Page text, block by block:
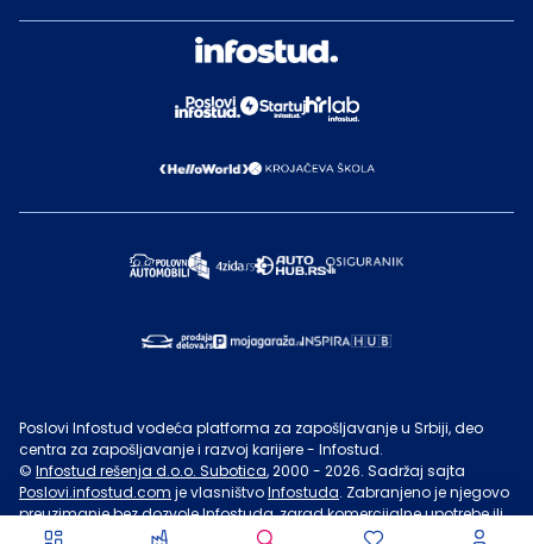
Poslovi Infostud vodeća platforma za zapošljavanje u Srbiji, deo
centra za zapošljavanje i razvoj karijere - Infostud.
© Infostud rešenja d.o.o. Subotica, 2000 - 2026. Sadržaj sajta
Poslovi.infostud.com je vlasništvoInfostuda. Zabranjeno je njegovo
preuzimanje bez dozvoleInfostuda, zarad komercijalne upotrebe ili
u druge svrhe, osim za lične potrebe posetilaca sajta.